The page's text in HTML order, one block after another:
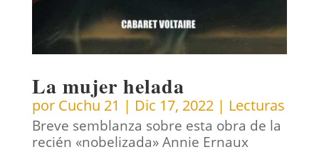
La mujer helada
por Cuchu 21 | Dic 17, 2022| Lecturas
Breve semblanza sobre esta obra de la
recién «nobelizada» Annie Ernaux